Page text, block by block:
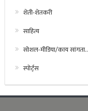
शेती-शेतकरी
साहित्य
सोशल-मीडिया/काय
स्पोर्ट्स